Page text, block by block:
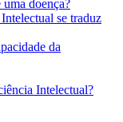
doença?
se traduz
da
Intelectual?